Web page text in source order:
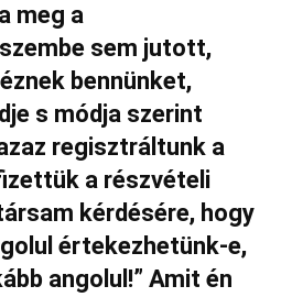
meg a
sem jutott,
bennünket,
s módja szerint
regisztráltunk a
a részvételi
kérdésére, hogy
értekezhetünk-e,
angolul!” Amit én